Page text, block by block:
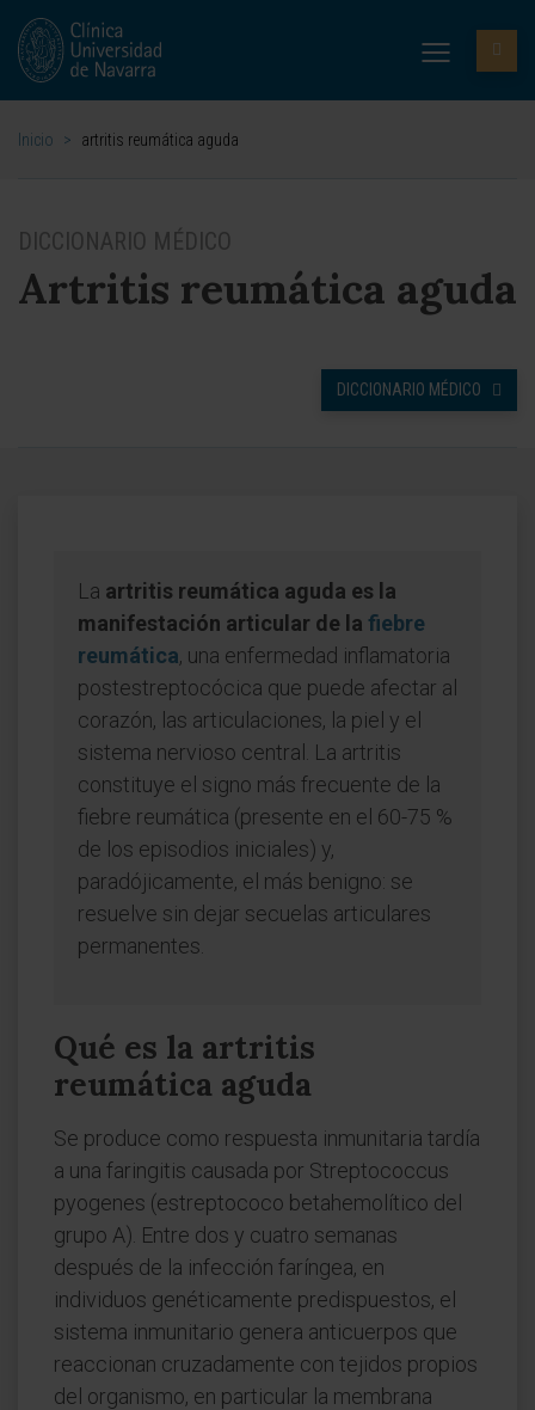
Inicio > artritis reumática aguda
DICCIONARIO MÉDICO
Artritis reumática aguda
DICCIONARIO MÉDICO
La artritis reumática aguda es la
manifestación articular de la fiebre
reumática, una enfermedad inflamatoria
postestreptocócica que puede afectar al
corazón, las articulaciones, la piel y el
sistema nervioso central. La artritis
constituye el signo más frecuente de la
fiebre reumática (presente en el 60-75 %
de los episodios iniciales) y,
paradójicamente, el más benigno: se
resuelve sin dejar secuelas articulares
permanentes.
Qué es la artritis
reumática aguda
Se produce como respuesta inmunitaria tardía
a una faringitis causada por Streptococcus
pyogenes (estreptococo betahemolítico del
grupo A). Entre dos y cuatro semanas
después de la infección faríngea, en
individuos genéticamente predispuestos, el
sistema inmunitario genera anticuerpos que
reaccionan cruzadamente con tejidos propios
del organismo, en particular la membrana